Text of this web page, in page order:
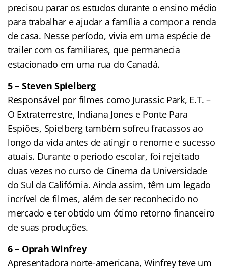
precisou parar os estudos durante o ensino médio
para trabalhar e ajudar a família a compor a renda
de casa. Nesse período, vivia em uma espécie de
trailer com os familiares, que permanecia
estacionado em uma rua do Canadá.
5 – Steven Spielberg
Responsável por filmes como Jurassic Park, E.T. –
O Extraterrestre, Indiana Jones e Ponte Para
Espiões, Spielberg também sofreu fracassos ao
longo da vida antes de atingir o renome e sucesso
atuais. Durante o período escolar, foi rejeitado
duas vezes no curso de Cinema da Universidade
do Sul da Califórnia. Ainda assim, têm um legado
incrível de filmes, além de ser reconhecido no
mercado e ter obtido um ótimo retorno financeiro
de suas produções.
6 – Oprah Winfrey
Apresentadora norte-americana, Winfrey teve um